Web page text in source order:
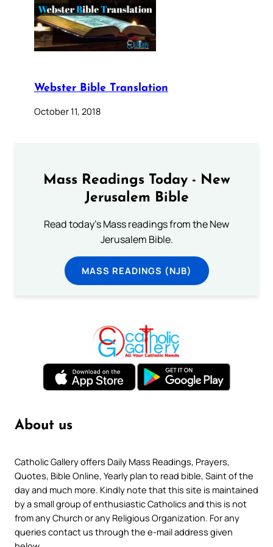
Webster Bible Translation
October 11, 2018
Mass Readings Today - New
Jerusalem Bible
Read today's Mass readings from the New
Jerusalem Bible.
MASS READINGS (NJB)
About us
Catholic Gallery offers Daily Mass Readings, Prayers,
Quotes, Bible Online, Yearly plan to read bible, Saint of the
day and much more. Kindly note that this site is maintained
by a small group of enthusiastic Catholics and this is not
from any Church or any Religious Organization. For any
queries contact us through the e-mail address given